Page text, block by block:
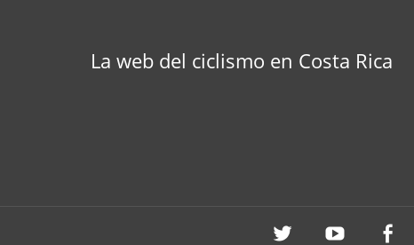
La web del ciclismo en Costa Rica